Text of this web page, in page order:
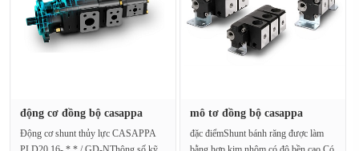
động cơ đồng bộ casappa
Động cơ shunt thủy lực CASAPPA
mô tơ đồng bộ casappa
đặc điểmShunt bánh răng được làm